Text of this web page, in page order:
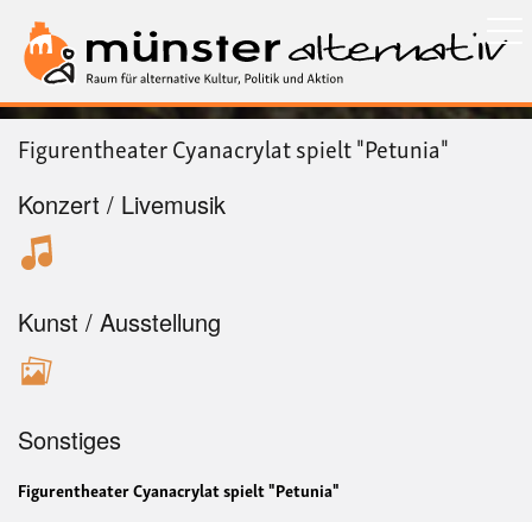
zum
Inhalt
Figurentheater Cyanacrylat spielt "Petunia"
Konzert / Livemusik
Kunst / Ausstellung
Sonstiges
Figurentheater Cyanacrylat spielt "Petunia"